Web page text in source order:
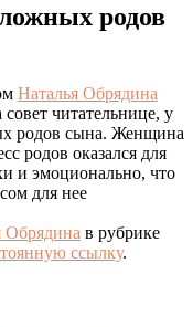
родов
Наталья Обрядина
читательнице, у
родов сына. Женщина
родов оказался для
и эмоционально, что
для нее
Обрядина в рубрике
ссылку.